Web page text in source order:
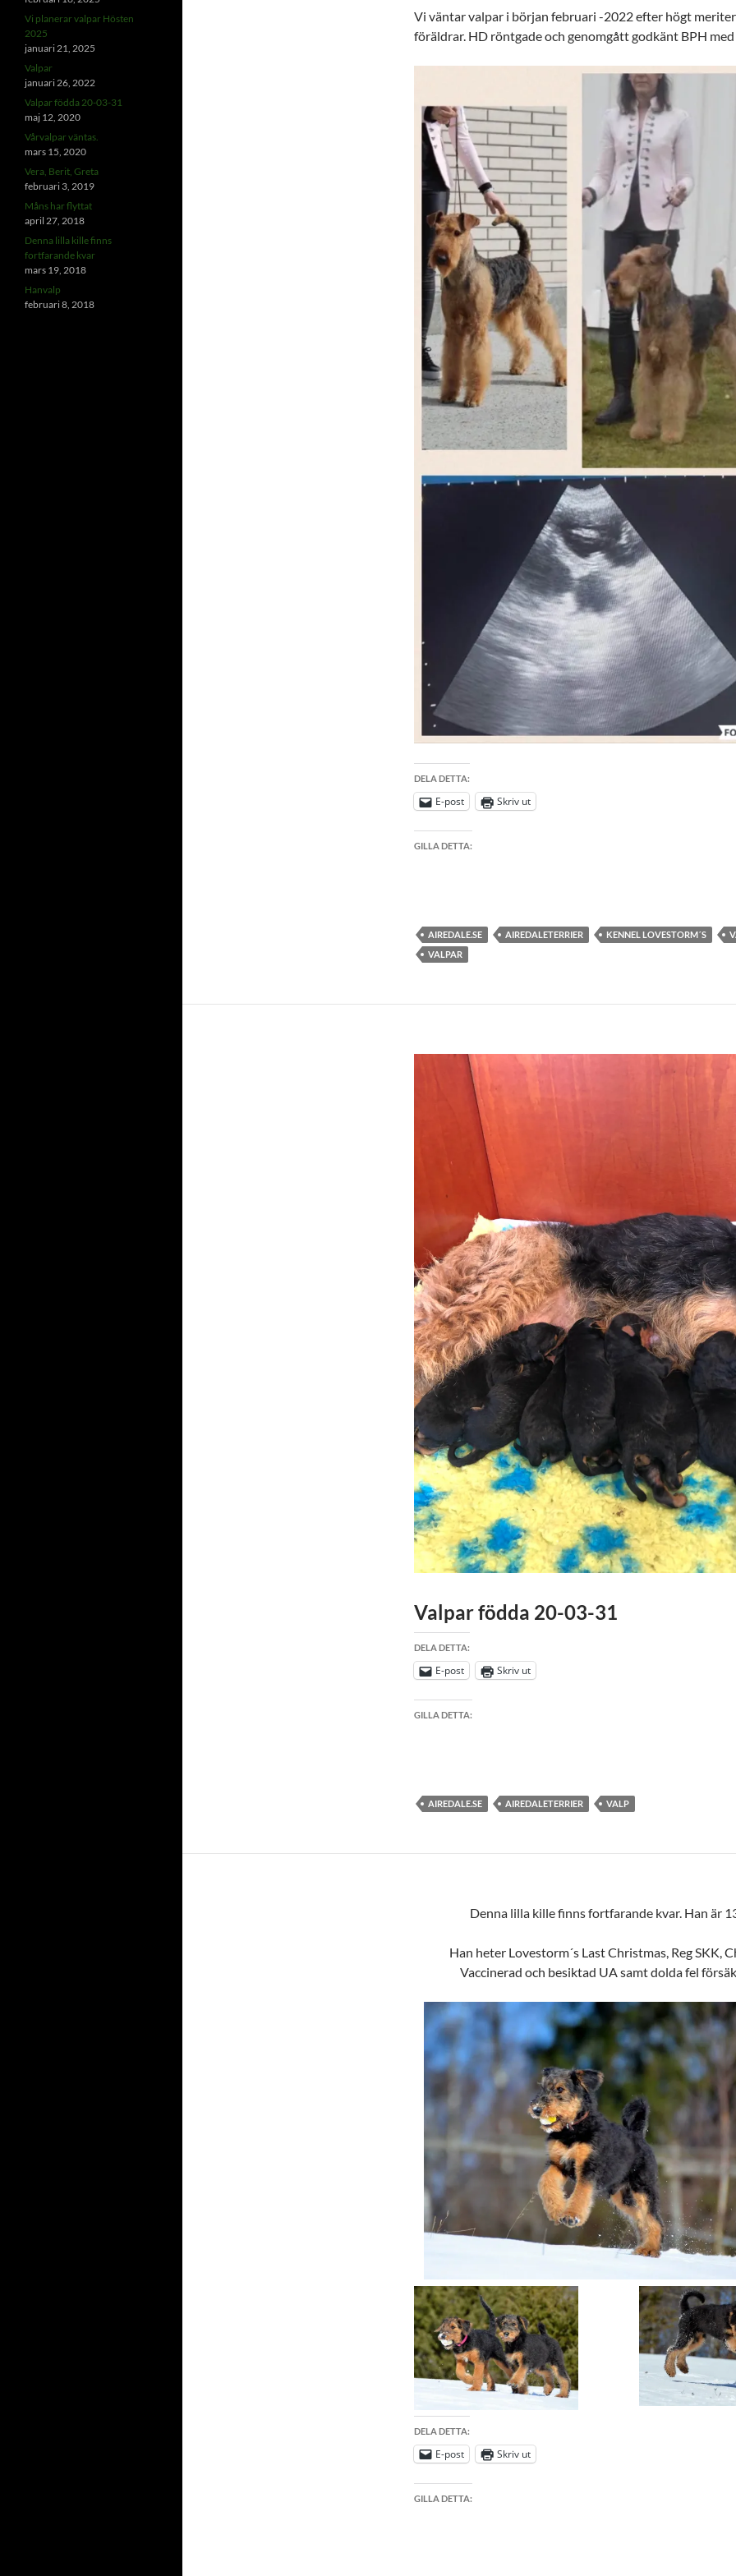
Vi väntar valpar i början februari -2022 efter högt
föräldrar. HD röntgade och genomgått godkänt BPH
DELA DETTA:
E-post Skriv ut
GILLA DETTA:
AIREDALE.SE AIREDALETERRIER KENNEL LOVESTORM´S
VALPAR
Valpar födda 20-03-31
DELA DETTA:
E-post Skriv ut
GILLA DETTA:
AIREDALE.SE AIREDALETERRIER VALP
Denna lilla kille finns fortfarande kvar. Han är
Han heter Lovestorm´s Last Christmas, Reg SKK,
Vaccinerad och besiktad UA samt dolda fel
DELA DETTA:
E-post Skriv ut
GILLA DETTA:
Vi planerar valpar Hösten
2025
januari 21, 2025
Valpar
januari 26, 2022
Valpar födda 20-03-31
maj 12, 2020
Vårvalpar väntas.
mars 15, 2020
Vera, Berit, Greta
februari 3, 2019
Måns har flyttat
april 27, 2018
Denna lilla kille finns
fortfarande kvar
mars 19, 2018
Hanvalp
februari 8, 2018